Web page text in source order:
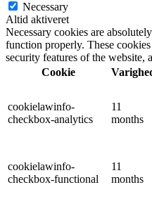
Necessary
Altid aktiveret
Necessary cookies are
function properly. These
security features of the website,
Cookie
cookielawinfo-
checkbox-analytics
11
months
cookielawinfo-
checkbox-functional
11
months